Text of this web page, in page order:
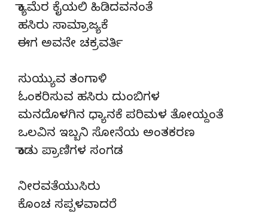
ಕ್ಯಾಮೆರ ಕೈಯಲಿ ಹಿಡಿದವನಂತೆ
ಹಸಿರು ಸಾಮ್ರಾಜ್ಯಕೆ
ಈಗ ಅವನೇ ಚಕ್ರವರ್ತಿ
ಸುಯ್ಯುವ ತಂಗಾಳಿ
ಓಂಕರಿಸುವ ಹಸಿರು ದುಂಬಿಗಳ
ಮನದೊಳಗಿನ ಧ್ಯಾನಕೆ ಪರಿಮಳ ತೋಯ್ದಂತೆ
ಒಲವಿನ ಇಬ್ಬನಿ ಸೋನೆಯ ಅಂತಕರಣ
ಕಾಡು ಪ್ರಾಣಿಗಳ ಸಂಗಡ
ನೀರವತೆಯುಸಿರು
ಕೊಂಚ ಸಪ್ಪಳವಾದರೆ